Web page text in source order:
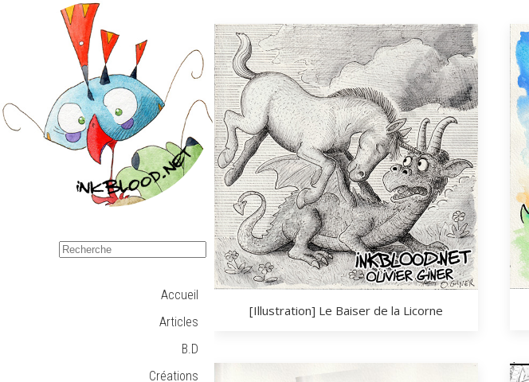
Accueil
Articles
B.D
Créations
[Illustration] Le Baiser de la Licorne